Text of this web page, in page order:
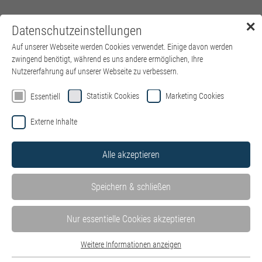
Menü
Berufsbilder Mitarbeitende erzählen
Weiterbildung
Aufstieg & Entwicklung
kbo als Arbeitgeber
✕
Datenschutzeinstellungen
Auf unserer Webseite werden Cookies verwendet. Einige davon werden
zwingend benötigt, während es uns andere ermöglichen, Ihre
Nutzererfahrung auf unserer Webseite zu verbessern.
Essentiell Statistik Cookies Marketing Cookies
Externe Inhalte
Alle akzeptieren
Speichern & schließen
Nur essentielle Cookies akzeptieren
Weitere Informationen anzeigen